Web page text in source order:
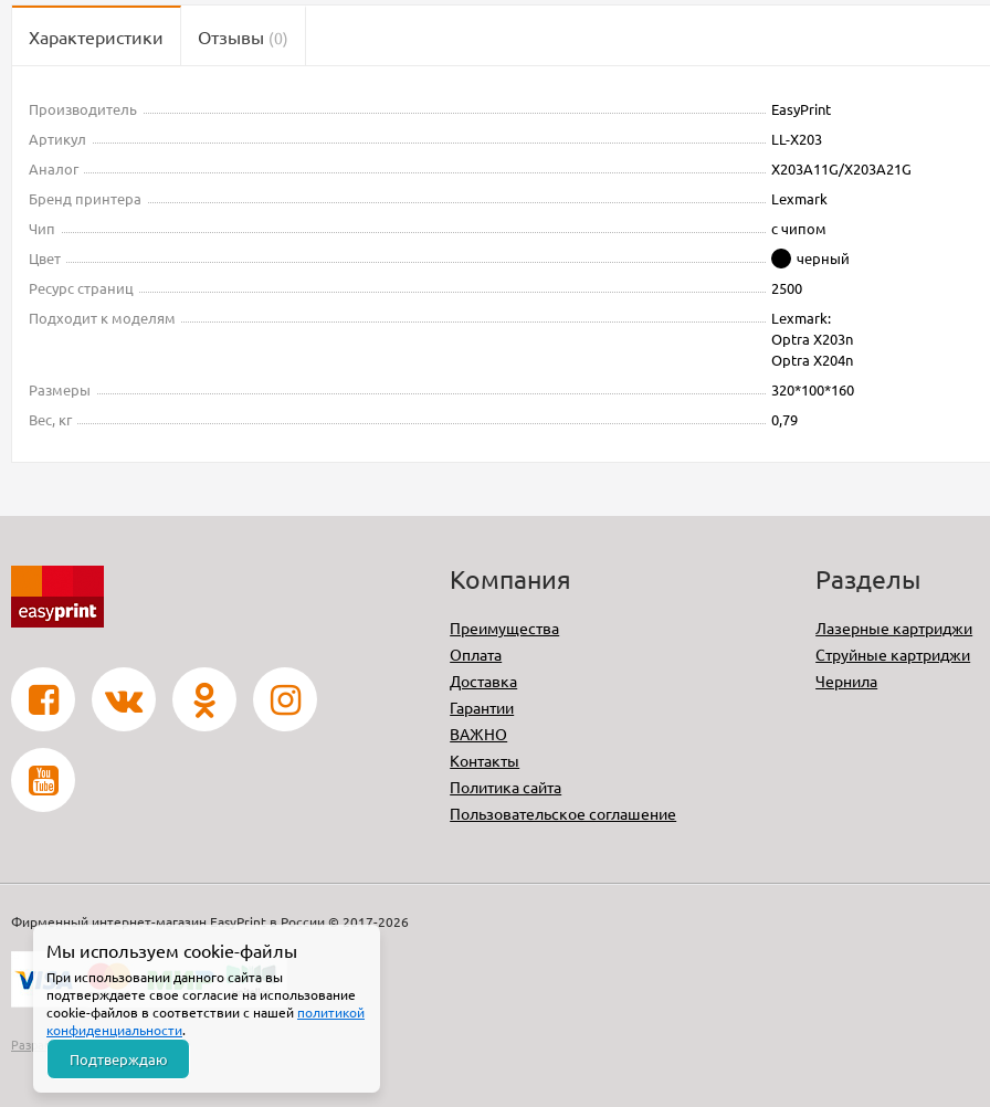
Мы используем cookie-файлы
При использовании данного сайта вы
подтверждаете свое согласие на использование
cookie-файлов в соответствии с нашей политикой
конфиденциальности.
Подтверждаю
Характеристики Отзывы (0)
Производитель
EasyPrint
Артикул
LL-X203
Аналог
X203A11G/X203A21G
Бренд принтера
Lexmark
Чип
с чипом
Цвет
черный
Ресурс страниц
2500
Подходит к моделям
Lexmark:
Optra X203n
Optra X204n
Размеры
320*100*160
Вес, кг
0,79
Компания
Преимущества
Оплата
Доставка
Гарантии
ВАЖНО
Контакты
Политика сайта
Пользовательское соглашение
Разделы
Лазерные картриджи
Струйные картриджи
Чернила
Фирменный интернет-магазин EasyPrint в России © 2017-2026
Разработано в